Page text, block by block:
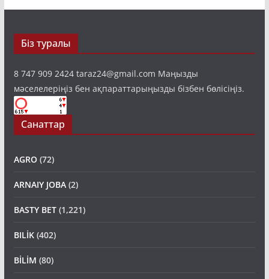
Біз туралы
8 747 909 2424 taraz24@gmail.com Маңызды
мәселелеріңіз бен ақпараттарыңызды бізбен бөлісіңіз.
Санаттар
AGRO(72)
ARNAIY JOBA(2)
BASTY BET(1,221)
BILİK(402)
BİLİM (80)